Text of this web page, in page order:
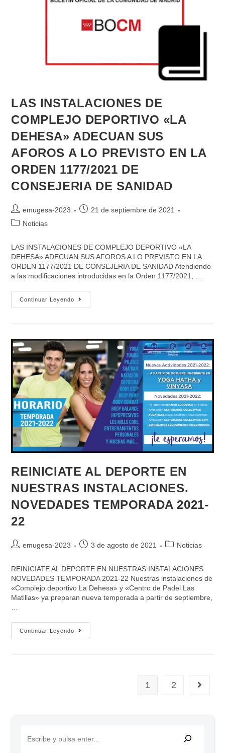
LAS INSTALACIONES DE
COMPLEJO DEPORTIVO «LA
DEHESA» ADECUAN SUS
AFOROS A LO PREVISTO EN LA
ORDEN 1177/2021 DE
CONSEJERIA DE SANIDAD
emugesa-2023
21 de septiembre de 2021
Noticias
LAS INSTALACIONES DE COMPLEJO DEPORTIVO «LA
DEHESA» ADECUAN SUS AFOROS A LO PREVISTO EN LA
ORDEN 1177/2021 DE CONSEJERIA DE SANIDAD Atendiendo
a las modificaciones introducidas en la Orden 1177/2021, …
Continuar Leyendo
REINICIATE AL DEPORTE EN
NUESTRAS INSTALACIONES.
NOVEDADES TEMPORADA 2021-
22
emugesa-2023 3 de agosto de 2021 Noticias
REINICIATE AL DEPORTE EN NUESTRAS INSTALACIONES.
NOVEDADES TEMPORADA 2021-22 Nuestras instalaciones de
«Complejo deportivo La Dehesa» y «Centro de Padel Las
Matillas» ya preparan nueva temporada a partir de septiembre,
Continuar Leyendo
1 2